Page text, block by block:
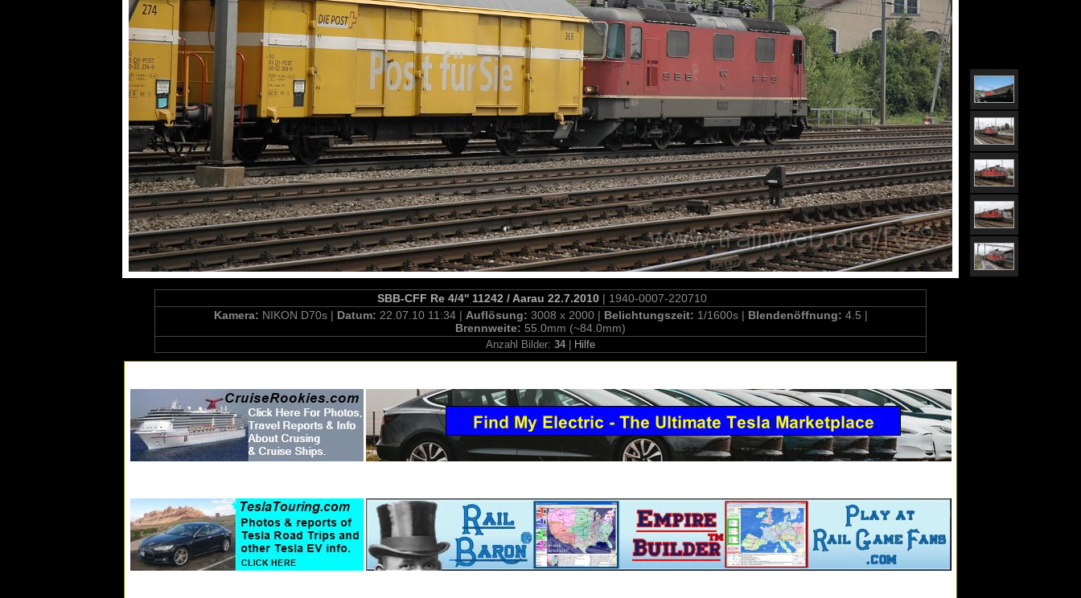
SBB-CFF Re 4/4'' 11242 / Aarau 22.7.2010 | 1940-0007-220710
Kamera: NIKON D70s | Datum: 22.07.10 11:34 | Auflösung: 3008 x 2000 | Belichtungszeit: 1/1600s | Blendenöffnung: 4.5 |
Brennweite: 55.0mm (~84.0mm)
Anzahl Bilder: 34 Hilfe